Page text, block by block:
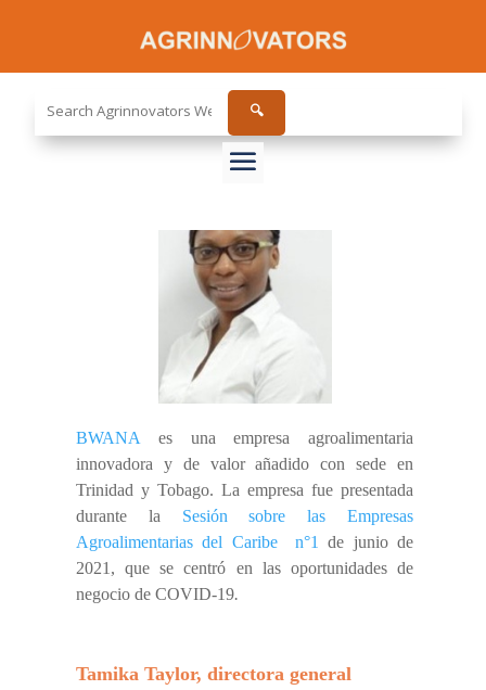
site...
🔍
BWANA es una empresa agroalimentaria
innovadora y de valor añadido con sede en
Trinidad y Tobago. La empresa fue presentada
durante la Sesión sobre las Empresas
Agroalimentarias del Caribe
n°1
de junio de
2021, que se centró en las oportunidades de
negocio de COVID-19.
Tamika Taylor, directora general